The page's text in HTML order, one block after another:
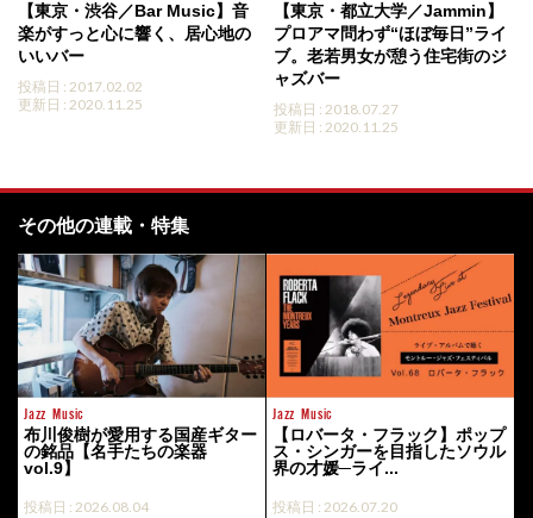
【東京・渋谷／Bar Music】音
楽がすっと心に響く、居心地の
いいバー
投稿日 : 2017.02.02
更新日 : 2020.11.25
【東京・都立大学／Jammin】
プロアマ問わず“ほぼ毎日”ライ
ブ。老若男女が憩う住宅街のジ
ャズバー
投稿日 : 2018.07.27
更新日 : 2020.11.25
その他の連載・特集
Jazz Music
布川俊樹が愛用する国産ギター
の銘品【名手たちの楽器
vol.9】
投稿日 : 2026.08.04
Jazz Music
【ロバータ・フラック】ポップ
ス・シンガーを目指したソウル
界の才媛─ライ...
投稿日 : 2026.07.20